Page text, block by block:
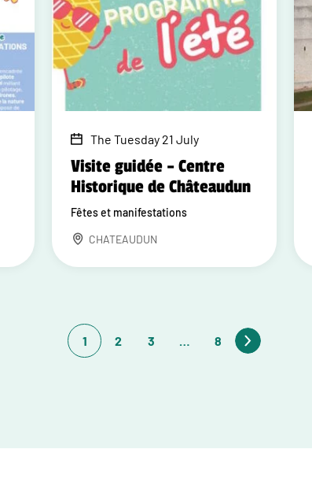
The Tuesday 21 July
Visite guidée – Centre
Historique de Châteaudun
Fêtes et manifestations
CHATEAUDUN
1 2 3 8